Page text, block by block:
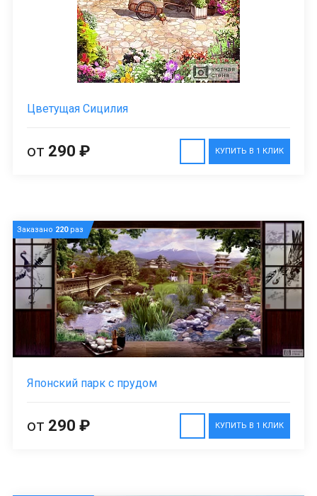
Цветущая Сицилия
КУПИТЬ В 1 КЛИК
от 290 ₽
Заказано 220раз
Японский парк с прудом
КУПИТЬ В 1 КЛИК
от 290 ₽